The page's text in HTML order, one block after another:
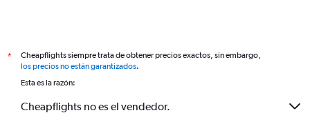
*
Cheapflights siempre trata de obtener precios exactos, sin embargo,
los precios no están garantizados.
Esta es la razón:
Cheapflights no es el vendedor.